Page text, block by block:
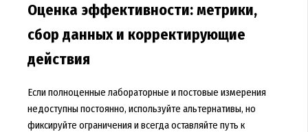
Оценка эффективности: метрики,
сбор данных и корректирующие
действия
Если полноценные лабораторные и постовые измерения
недоступны постоянно, используйте альтернативы, но
фиксируйте ограничения и всегда оставляйте путь к